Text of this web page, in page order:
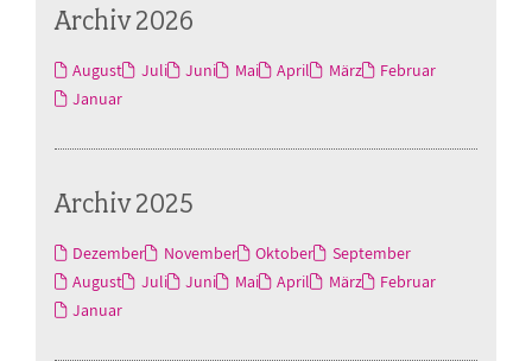
Archiv 2026
August Juli Juni Mai April März
Februar
Januar
Archiv 2025
Dezember November Oktober
September
August
Juli Juni Mai April März
Februar
Januar